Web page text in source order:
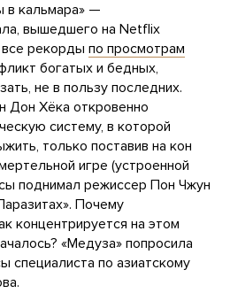
в кальмара» —
вышедшего на Netflix
рекорды по просмотрам
богатых и бедных,
не в пользу последних.
Дон Хёка откровенно
систему, в которой
только поставив на кон
игре (устроенной
поднимал режиссер Пон Чжун
Почему
концентрируется на этом
«Медуза» попросила
специалиста по азиатскому